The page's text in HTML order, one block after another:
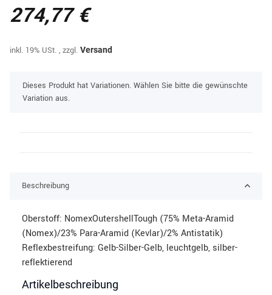
274,77 €
inkl. 19% USt. , zzgl. Versand
xDieses Produkt hat Variationen. Wählen Sie bitte die gewünschte
Variation aus.
Beschreibung
Oberstoff: NomexOutershellTough (75% Meta-Aramid
(Nomex)/23% Para-Aramid (Kevlar)/2% Antistatik)
Reflexbestreifung: Gelb-Silber-Gelb, leuchtgelb, silber-
reflektierend
Artikelbeschreibung